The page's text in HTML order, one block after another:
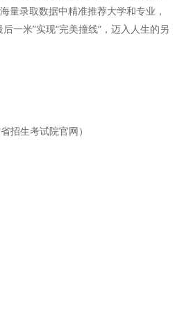
量录取数据中精准推荐大学和专业，
一米”实现“完美撞线”，迈入人生的另
招生考试院官网）